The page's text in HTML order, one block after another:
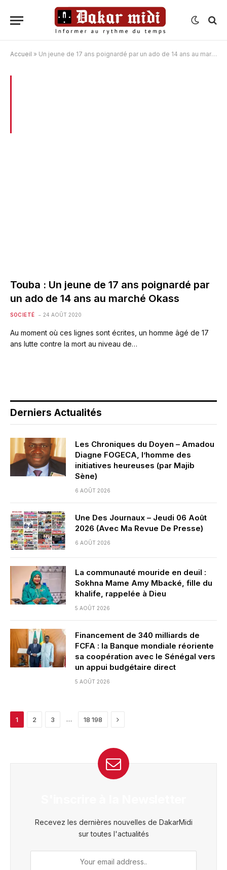
Accueil » Un jeune de 17 ans poignardé par un ado de 14 ans au marché Okass
Touba : Un jeune de 17 ans poignardé par
un ado de 14 ans au marché Okass
SOCIETÉ 24 AOÛT 2020
Au moment où ces lignes sont écrites, un homme âgé de 17
ans lutte contre la mort au niveau de…
Derniers Actualités
Les Chroniques du Doyen – Amadou
Diagne FOGECA, l’homme des
initiatives heureuses (par Majib
Sène)
6 AOÛT 2026
Une Des Journaux – Jeudi 06 Août
2026 (Avec Ma Revue De Presse)
6 AOÛT 2026
La communauté mouride en deuil :
Sokhna Mame Amy Mbacké, fille du
khalife, rappelée à Dieu
5 AOÛT 2026
Financement de 340 milliards de
FCFA : la Banque mondiale réoriente
sa coopération avec le Sénégal vers
un appui budgétaire direct
5 AOÛT 2026
1 2 3 … 18 198 Next
Recevez les dernières nouvelles de DakarMidi
sur toutes l'actualités